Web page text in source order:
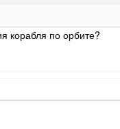
корабля по орбите?